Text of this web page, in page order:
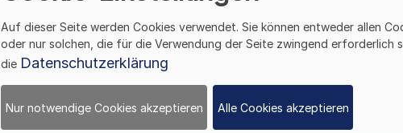
Auf dieser Seite werden Cookies verwendet. Sie können entweder allen
oder nur solchen, die für die Verwendung der Seite zwingend erforderlich
die Datenschutzerklärung
Nur notwendige Cookies akzeptieren Alle Cookies akzeptieren